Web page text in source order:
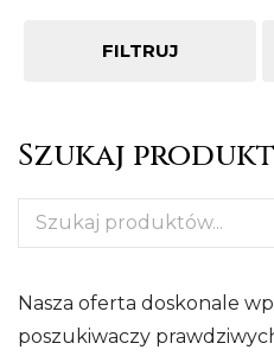
FILTRUJ
Szukaj
Szukaj:
Nasza oferta doskonale
poszukiwaczy